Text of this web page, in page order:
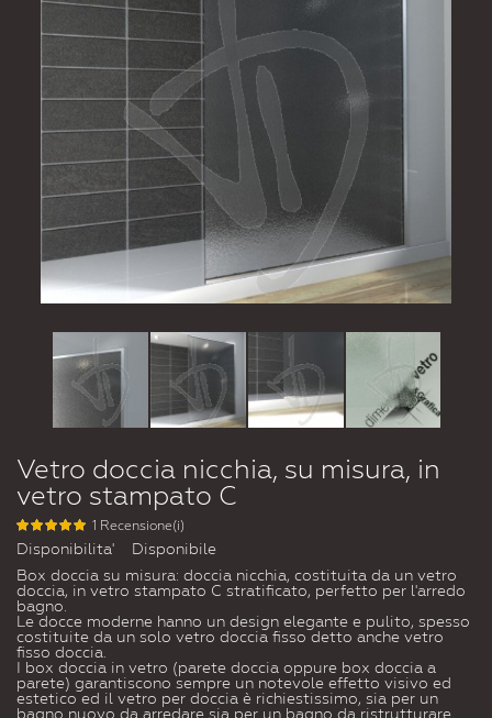
Vetro doccia nicchia, su misura, in
vetro stampato C
1 Recensione(i)
Disponibilita'
Disponibile
Box doccia su misura: doccia nicchia, costituita da un vetro
doccia, in vetro stampato C stratificato, perfetto per l'arredo
bagno.
Le docce moderne hanno un design elegante e pulito, spesso
costituite da un solo vetro doccia fisso detto anche vetro
fisso doccia.
I box doccia in vetro (parete doccia oppure box doccia a
parete) garantiscono sempre un notevole effetto visivo ed
estetico ed il vetro per doccia è richiestissimo, sia per un
bagno nuovo da arredare sia per un bagno da ristrutturare.